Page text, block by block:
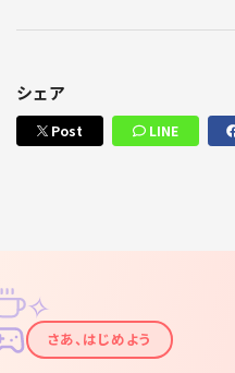
シェア
Post LINE
✦
✧
さあ、はじめよう